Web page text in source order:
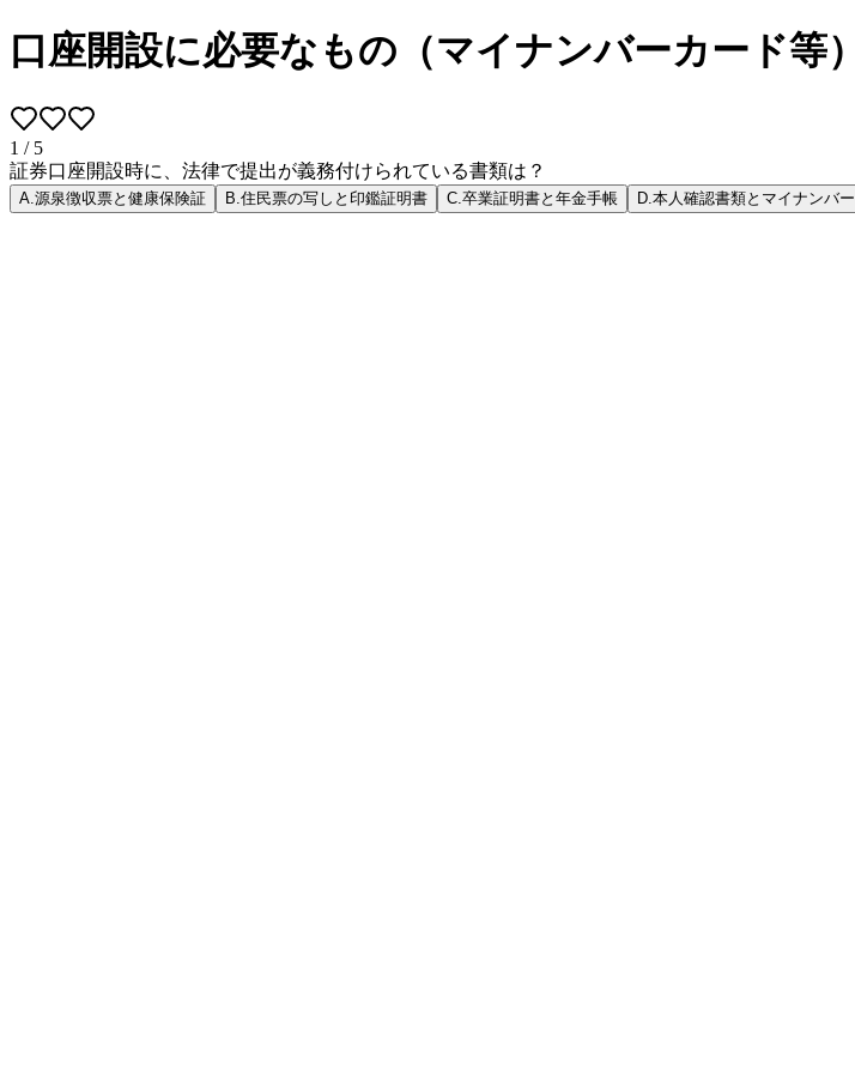
口座開設に必要なもの（マイナンバーカード等）
1 / 5
証券口座開設時に、法律で提出が義務付けられている書類は？
A 源泉徴収票と健康保険証 B 住民票の写しと印鑑証明書 C 卒業証明書と年金手帳 D 本人確認書類とマイナンバー